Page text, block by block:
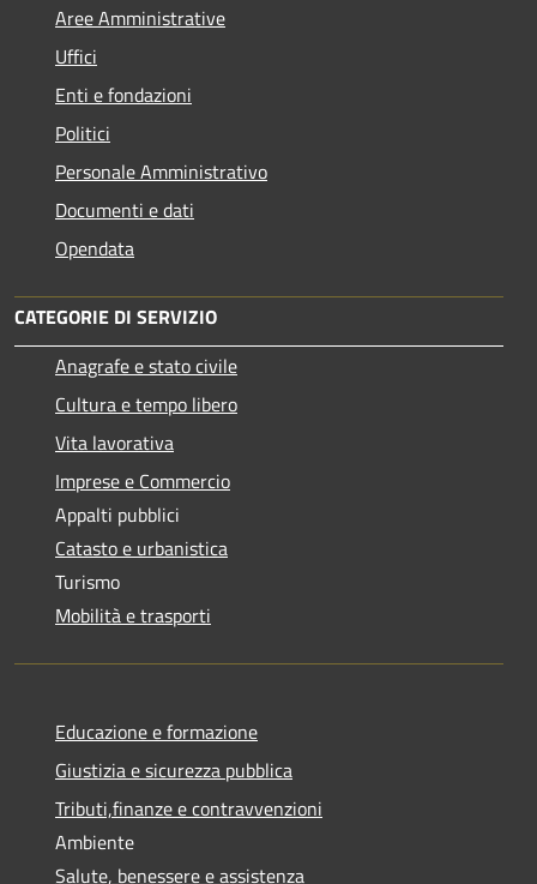
Aree Amministrative
Uffici
Enti e fondazioni
Politici
Personale Amministrativo
Documenti e dati
Opendata
CATEGORIE DI SERVIZIO
Anagrafe e stato civile
Cultura e tempo libero
Vita lavorativa
Imprese e Commercio
Appalti pubblici
Catasto e urbanistica
Turismo
Mobilità e trasporti
Educazione e formazione
Giustizia e sicurezza pubblica
Tributi,finanze e contravvenzioni
Ambiente
Salute, benessere e assistenza